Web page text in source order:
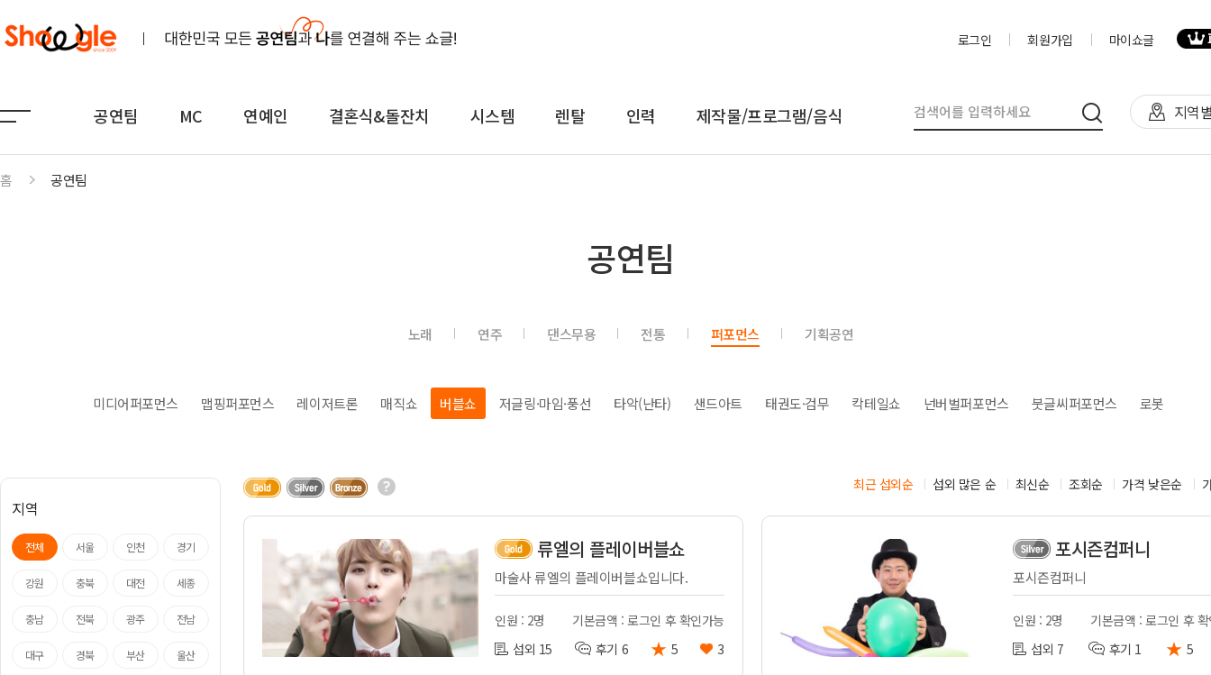
로그인 회원가입 마이쇼글
공연팀 MC 연예인 결혼식&돌잔치 시스템 렌탈 인력 제작물/프로그램/음식 지역
708090·포크
국악·클래식·재즈·뮤지컬
음향
트러스
전기공사
전시부스
VJ
경호
홈 공연팀
공연팀
노래 연주 댄스무용 전통 퍼포먼스 기획공연
미디어퍼포먼스 맵핑퍼포먼스 레이저트론 매직쇼 버블쇼 저글링·마임·풍선 타악(난타) 샌드아트 태권도·검무 칵테일쇼 넌버벌퍼포먼스 붓글씨퍼포먼스 로봇
지역
전체 서울 인천 경기
강원 충북 대전 세종
충남 전북 광주 전남
대구 경북 부산 울산
최근 섭외순 섭외 많은 순 최신순 조회순 가격 낮은순
류엘의 플레이버블쇼
마술사 류엘의 플레이버블쇼입니다.
인원 : 2명
기본금액 : 로그인 후 확인가능
섭외 15
후기 6 ★ 5 3
포시즌컴퍼니
포시즌컴퍼니
인원 : 2명
기본금액 : 로그인 후
섭외 7
후기 1 ★ 5